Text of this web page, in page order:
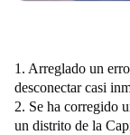
1. Arreglado un
desconectar casi
2. Se ha corregido
un distrito de la